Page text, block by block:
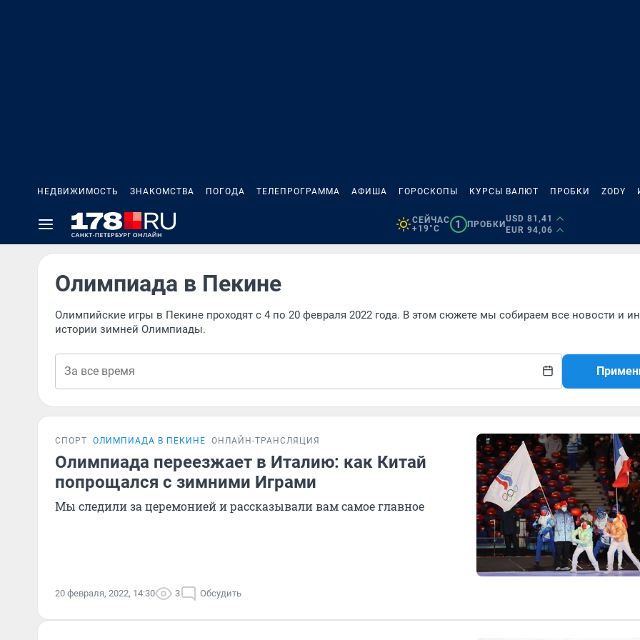
НЕДВИЖИМОСТЬ ЗНАКОМСТВА ПОГОДА ТЕЛЕПРОГРАММА АФИША ГОРОСКОПЫ КУРСЫ ВАЛЮТ ПРОБКИ ZODY
СЕЙЧАС
+19°C
1 ПРОБКИ
USD 81,41
EUR 94,06
Олимпиада в Пекине
Олимпийские игры в Пекине проходят с 4 по 20 февраля 2022 года. В этом сюжете мы собираем все новости и
истории зимней Олимпиады.
СПОРТ ОЛИМПИАДА В ПЕКИНЕ ОНЛАЙН-ТРАНСЛЯЦИЯ
Олимпиада переезжает в Италию: как Китай
попрощался с зимними Играми
Мы следили за церемонией и рассказывали вам самое главное
20 февраля, 2022, 14:30 3 Обсудить